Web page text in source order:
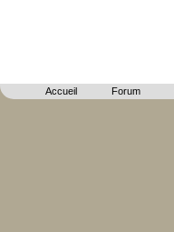
Accueil Forum